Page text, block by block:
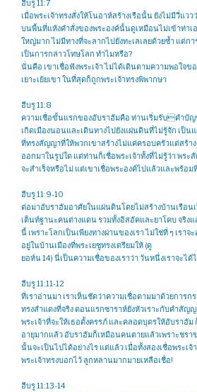
ฮีบรู 11:7
เมื่อพระเจ้าทรงสั่งให้โนอาห์สร้างเรือนั้น ยังไม่มีวี่แวว
บนพื้นที่แห้งคำสั่งของพระองค์นั้นดูเหมือนไม่เข้าท่าเ
ใหญ่มาก ไม่มีทางที่จะลากไปยังทะเลเลยด้วยซ้ำ แต่
เป็นการกล่าวโทษโลก ทำไมหรือ?
นั่นคือ เขาเชื่อฟังพระเจ้า ไม่ได้เดินตามความพอใจข
เยาะเย้ยเขา ในที่สุดก็ถูกพระเจ้าทรงพิพากษา
ฮีบรู 11:8
ความเชื่อขั้นแรกของอับราฮัมคือ ท่านเริ่มรับคำบัญ
เกิดเมืองนอนและเดินทางไปยังแผ่นดินที่ไม่รู้จัก เป็น
ที่ทรงสัญญาที่ให้พวกเขาสร้างไม่แค่ครอบครัวแต่สร้า
ออกมาในรูปใด แต่ท่านก็เชื่อพระเจ้าทั้งที่ไม่รู้ว่า พระ
จะสำเร็จหรือไม่ แต่เขาเชื่อพระองค์ไปแล้วและพร้อ
ฮีบรู 11:9-10
ต่อมาอับราฮัมอาศัยในแผ่นดินโดยไม่สร้างบ้านเรือน
เต็นท์ฐานะคนต่างแดน รวมทั้งอิสอัคและยาโคบ จริงแ
นี้ เพราะโลกเป็นเพียงทางผ่านของเรา ไม่ใช่ที่ ๆ เราจ
อยู่ในบ้านเมืองที่พระเยซูทรงเตรียมให้ (ดู
ยอห์น 14) นี่เป็นความเชื่อของเราว่า วันหนึ่งเราจะไ
ฮีบรู 11:11-12
ที่เราอ่านมา เราเห็นชัดว่าความเชื่อตามมาด้วยการก
ทรงสำแดงที่จริง ตอนแรกซาราห์ยังหัวเราะกับคำสัญ
พระเจ้าที่จะให้เธอตั้งครรภ์ และคลอดบุตรให้อับราฮัม
อายุมากแล้ว อับราฮัมก็เหมือนคนตายแล้วเพราะชรา
นั้นจะเป็นไปได้อย่างไร แต่แล้ว เมื่อทั้งสองเชื่อพระเจ้
พระเจ้าทรงบอกไว้ ลูกหลานมากมายเหลือเชื่อ!
ฮีบรู 11:13-14